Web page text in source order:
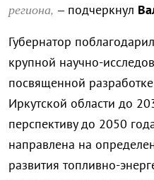
региона, – подчеркнул
Губернатор
крупной научно-
посвященной
Иркутской области до
перспективу до 2050
направлена на
развития топливно-